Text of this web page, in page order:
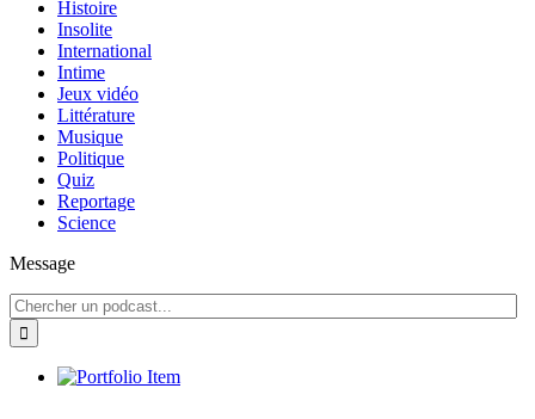
Histoire
Insolite
International
Intime
Jeux vidéo
Littérature
Musique
Politique
Quiz
Reportage
Science
Message